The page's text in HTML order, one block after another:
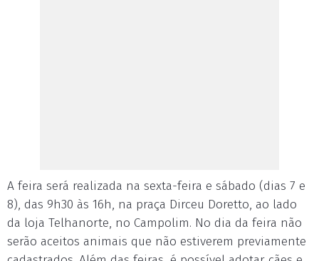
A feira será realizada na sexta-feira e sábado (dias 7 e
8), das 9h30 às 16h, na praça Dirceu Doretto, ao lado
da loja Telhanorte, no Campolim. No dia da feira não
serão aceitos animais que não estiverem previamente